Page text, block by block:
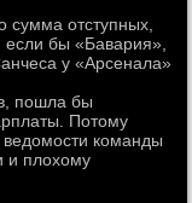
сумма отступных,
если бы «Бавария»,
у «Арсенала»
пошла бы
Потому
ведомости команды
и плохому